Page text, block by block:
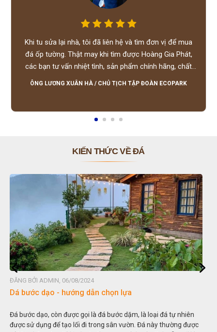
Khi tu sửa lại nhà, tôi đã liên hệ và tìm đơn vị để mua
đá ốp tường. Thật may khi tìm được Hoàng Gia Phát,
các bạn tư vấn nhiệt tình, sản phẩm chính hãng, chất
lượng tốt, giá hợp lý, hỗ trợ tận tình.
ÔNG LƯƠNG XUÂN HÀ / CHỦ TỊCH TẬP ĐOÀN ECOPARK
KIẾN THỨC VỀ ĐÁ
ĐĂNG BỞI ADMIN, 06/08/2024
Đá non bộ - cách lựa chọn non bộ đẹp
Hòn non bộ được biết đến là một nghệ thuật xây dựng, sắp đặt,
thu nhỏ, đưa mô hình những ngọn núi to lớn ngoài tự nhiên vào